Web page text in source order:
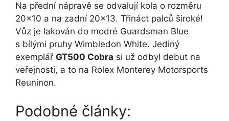
Na přední nápravě se odvalují kola o rozměru
20×10 a na zadní 20×13. Třináct palců široké!
Vůz je lakován do modré Guardsman Blue
s bílými pruhy Wimbledon White. Jediný
exemplář GT500 Cobra si už odbyl debut na
veřejnosti, a to na Rolex Monterey Motorsports
Reuninon.
Podobné články: